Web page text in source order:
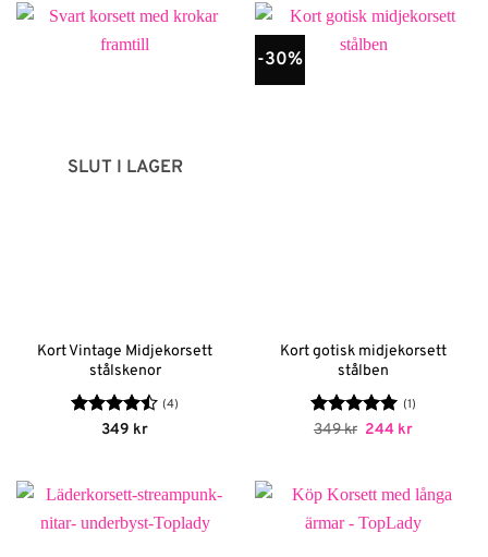
SLUT I LAGER
Kort Vintage Midjekorsett
stålskenor
Betygsatt
(4)
349 kr
-30%
Kort gotisk midjekorsett
stålben
Betygsatt5
(1)
349kr Det
349 kr.
244 krDet
244 kr.